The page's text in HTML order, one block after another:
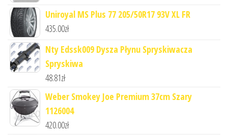
Uniroyal MS Plus 77 205/50R17 93V XL FR
435.00zł
Nty Edssk009 Dysza Płynu Spryskiwacza
Spryskiwa
48.81zł
Weber Smokey Joe Premium 37cm Szary
1126004
420.00zł